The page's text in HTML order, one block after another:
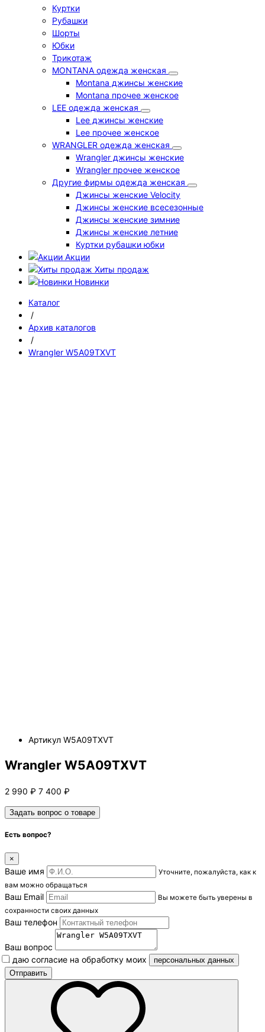
Куртки
Рубашки
Шорты
Юбки
Трикотаж
MONTANA одежда женская
Montana джинсы женские
Montana прочее женское
LEE одежда женская
Lee джинсы женские
Lee прочее женское
WRANGLER одежда женская
Wrangler джинсы женские
Wrangler прочее женское
Другие фирмы одежда женская
Джинсы женские Velocity
Джинсы женские всесезонные
Джинсы женские зимние
Джинсы женские летние
Куртки рубашки юбки
Акции
Хиты продаж
Новинки
Каталог
/
Архив каталогов
/
Wrangler W5A09TXVT
Артикул W5A09TXVT
Wrangler W5A09TXVT
2 990 ₽ 7 400 ₽
Задать вопрос о товаре
Есть вопрос?
×
Ваше имя
Уточните, пожалуйста, как к
вам можно обращаться
Ваш Email
Вы можете быть уверены в
сохранности своих данных
Ваш телефон
Ваш вопрос
Я даю согласие на обработку моих
персональных данных